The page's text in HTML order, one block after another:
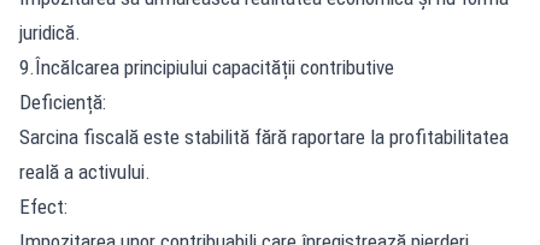
juridică.
9.Încălcarea principiului capacității contributive
Deficiență:
Sarcina fiscală este stabilită fără raportare la profitabilitatea
reală a activului.
Efect: